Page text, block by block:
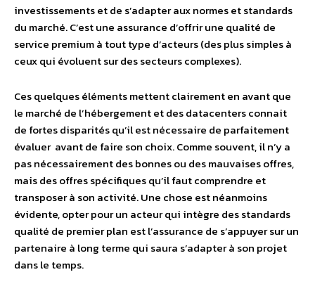
investissements et de s’adapter aux normes et standards
du marché. C’est une assurance d’offrir une qualité de
service premium à tout type d’acteurs (des plus simples à
ceux qui évoluent sur des secteurs complexes).
Ces quelques éléments mettent clairement en avant que
le marché de l’hébergement et des datacenters connait
de fortes disparités qu’il est nécessaire de parfaitement
évaluer avant de faire son choix. Comme souvent, il n’y a
pas nécessairement des bonnes ou des mauvaises offres,
mais des offres spécifiques qu’il faut comprendre et
transposer à son activité. Une chose est néanmoins
évidente, opter pour un acteur qui intègre des standards
qualité de premier plan est l’assurance de s’appuyer sur un
partenaire à long terme qui saura s’adapter à son projet
dans le temps.